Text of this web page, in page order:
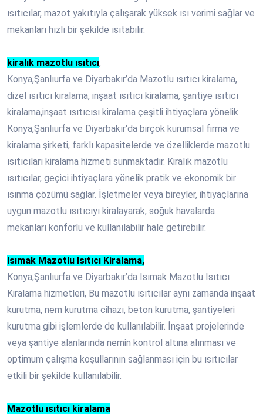
ısıtıcılar, mazot yakıtıyla çalışarak yüksek ısı verimi sağlar ve
mekanları hızlı bir şekilde ısıtabilir.
kiralık mazotlu ısıtıcı,
Konya,Şanlıurfa ve Diyarbakır’da Mazotlu ısıtıcı kiralama,
dizel ısıtıcı kiralama, inşaat ısıtıcı kiralama, şantiye ısıtıcı
kiralama,inşaat ısıtıcısı kiralama çeşitli ihtiyaçlara yönelik
Konya,Şanlıurfa ve Diyarbakır'da birçok kurumsal firma ve
kiralama şirketi, farklı kapasitelerde ve özelliklerde mazotlu
ısıtıcıları kiralama hizmeti sunmaktadır. Kiralık mazotlu
ısıtıcılar, geçici ihtiyaçlara yönelik pratik ve ekonomik bir
ısınma çözümü sağlar. İşletmeler veya bireyler, ihtiyaçlarına
uygun mazotlu ısıtıcıyı kiralayarak, soğuk havalarda
mekanları konforlu ve kullanılabilir hale getirebilir.
Isımak Mazotlu Isıtıcı Kiralama,
Konya,Şanlıurfa ve Diyarbakır’da Isımak Mazotlu Isıtıcı
Kiralama hizmetleri, Bu mazotlu ısıtıcılar aynı zamanda inşaat
kurutma, nem kurutma cihazı, beton kurutma, şantiyeleri
kurutma gibi işlemlerde de kullanılabilir. İnşaat projelerinde
veya şantiye alanlarında nemin kontrol altına alınması ve
optimum çalışma koşullarının sağlanması için bu ısıtıcılar
etkili bir şekilde kullanılabilir.
Mazotlu ısıtıcı kiralama